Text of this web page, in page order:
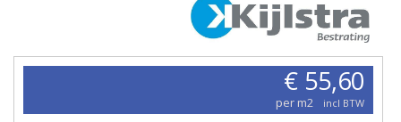
€ 55,60
per m2 incl BTW